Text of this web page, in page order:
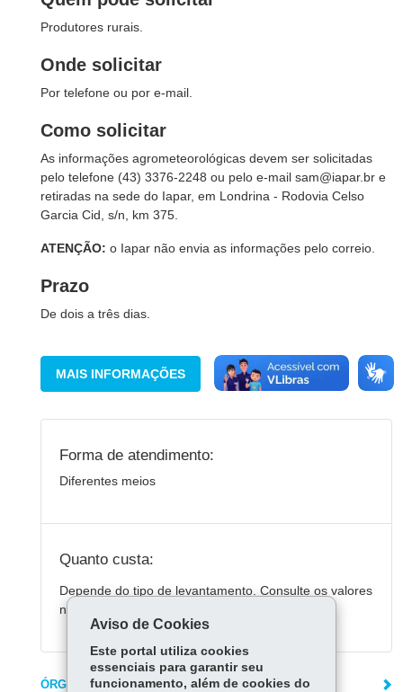
Produtores rurais.
Onde solicitar
Por telefone ou por e-mail.
Como solicitar
As informações agrometeorológicas devem ser solicitadas
pelo telefone (43) 3376-2248 ou pelo e-mail sam@iapar.br e
retiradas na sede do Iapar, em Londrina - Rodovia Celso
Garcia Cid, s/n, km 375.
ATENÇÃO: o Iapar não envia as informações pelo correio.
Prazo
De dois a três dias.
MAIS INFORMAÇÕES
Forma de atendimento:
Diferentes meios
Quanto custa:
Depende do tipo de levantamento. Consulte os valores
no Iapar.
ÓRGÃO RESPONSÁVEL
Aviso de Cookies
Este portal utiliza cookies
essenciais para garantir seu
funcionamento, além de cookies do